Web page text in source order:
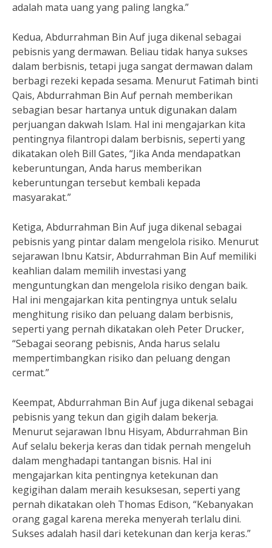
adalah mata uang yang paling langka.”
Kedua, Abdurrahman Bin Auf juga dikenal sebagai
pebisnis yang dermawan. Beliau tidak hanya sukses
dalam berbisnis, tetapi juga sangat dermawan dalam
berbagi rezeki kepada sesama. Menurut Fatimah binti
Qais, Abdurrahman Bin Auf pernah memberikan
sebagian besar hartanya untuk digunakan dalam
perjuangan dakwah Islam. Hal ini mengajarkan kita
pentingnya filantropi dalam berbisnis, seperti yang
dikatakan oleh Bill Gates, “Jika Anda mendapatkan
keberuntungan, Anda harus memberikan
keberuntungan tersebut kembali kepada
masyarakat.”
Ketiga, Abdurrahman Bin Auf juga dikenal sebagai
pebisnis yang pintar dalam mengelola risiko. Menurut
sejarawan Ibnu Katsir, Abdurrahman Bin Auf memiliki
keahlian dalam memilih investasi yang
menguntungkan dan mengelola risiko dengan baik.
Hal ini mengajarkan kita pentingnya untuk selalu
menghitung risiko dan peluang dalam berbisnis,
seperti yang pernah dikatakan oleh Peter Drucker,
“Sebagai seorang pebisnis, Anda harus selalu
mempertimbangkan risiko dan peluang dengan
cermat.”
Keempat, Abdurrahman Bin Auf juga dikenal sebagai
pebisnis yang tekun dan gigih dalam bekerja.
Menurut sejarawan Ibnu Hisyam, Abdurrahman Bin
Auf selalu bekerja keras dan tidak pernah mengeluh
dalam menghadapi tantangan bisnis. Hal ini
mengajarkan kita pentingnya ketekunan dan
kegigihan dalam meraih kesuksesan, seperti yang
pernah dikatakan oleh Thomas Edison, “Kebanyakan
orang gagal karena mereka menyerah terlalu dini.
Sukses adalah hasil dari ketekunan dan kerja keras.”